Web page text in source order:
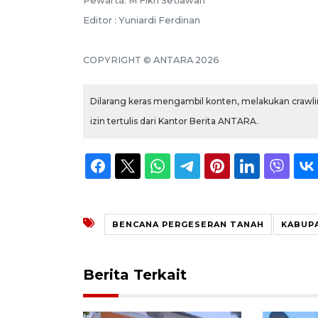
Editor : Yuniardi Ferdinan
COPYRIGHT © ANTARA 2026
Dilarang keras mengambil konten, melakukan
izin tertulis dari Kantor Berita ANTARA.
BENCANA PERGESERAN TANAH
Berita Terkait